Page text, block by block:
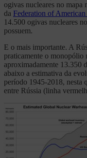
ogivas nucleares no mapa
da Federation of
14.500 ogivas nucleares
possuem.
E o mais importante. A
praticamente o monopólio
aproximadamente 13.350
abaixo a estimativa da
período 1945-2018, nesta
entre Rússia (linha